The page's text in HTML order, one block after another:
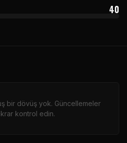
40
bir dövüş yok. Güncellemeler
kontrol edin.